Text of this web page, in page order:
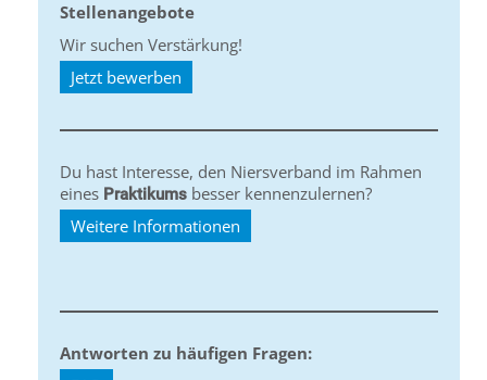
Stellenangebote
Wir suchen Verstärkung!
Jetzt bewerben
Du hast Interesse, den Niersverband im Rahmen
eines Praktikums besser kennenzulernen?
Weitere Informationen
Antworten zu häufigen Fragen: